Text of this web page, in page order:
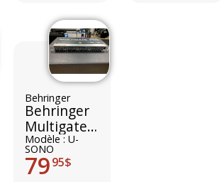
Behringer
Behringer
Multigate
Pro
Modèle : U-
SONO
7995$